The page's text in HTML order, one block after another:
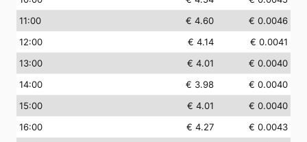
11:00 € 4.60
€ 0.0046
12:00 € 4.14
€ 0.0041
13:00 € 4.01
€ 0.0040
14:00 € 3.98
€ 0.0040
15:00 € 4.01
€ 0.0040
16:00 € 4.27
€ 0.0043